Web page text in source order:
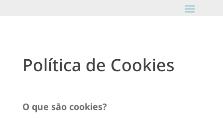
Política de Cookies
O que são cookies?